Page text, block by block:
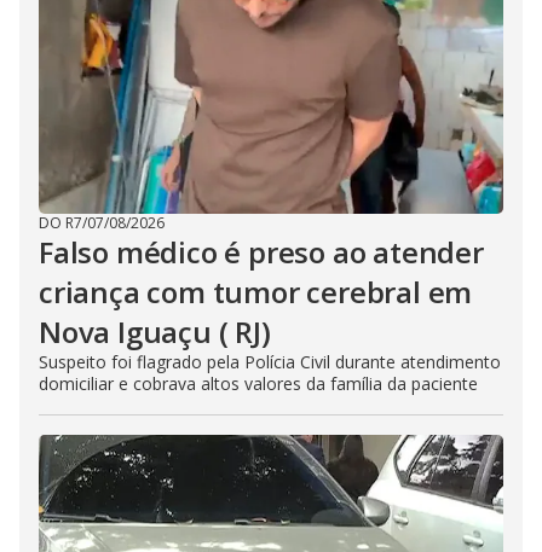
DO R7/07/08/2026
Falso médico é preso ao atender
criança com tumor cerebral em
Nova Iguaçu ( RJ)
Suspeito foi flagrado pela Polícia Civil durante atendimento
domiciliar e cobrava altos valores da família da paciente